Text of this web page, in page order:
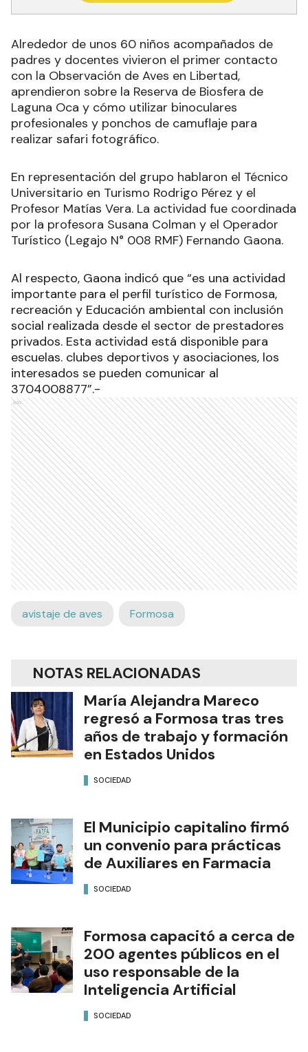
Alrededor de unos 60 niños acompañados de
padres y docentes vivieron el primer contacto
con la Observación de Aves en Libertad,
aprendieron sobre la Reserva de Biosfera de
Laguna Oca y cómo utilizar binoculares
profesionales y ponchos de camuflaje para
realizar safari fotográfico.
En representación del grupo hablaron el Técnico
Universitario en Turismo Rodrigo Pérez y el
Profesor Matías Vera. La actividad fue coordinada
por la profesora Susana Colman y el Operador
Turístico (Legajo N° 008 RMF) Fernando Gaona.
Al respecto, Gaona indicó que “es una actividad
importante para el perfil turístico de Formosa,
recreación y Educación ambiental con inclusión
social realizada desde el sector de prestadores
privados. Esta actividad está disponible para
escuelas. clubes deportivos y asociaciones, los
interesados se pueden comunicar al
3704008877”.-
Ads
avistaje de aves Formosa
NOTAS RELACIONADAS
María Alejandra Mareco
regresó a Formosa tras tres
años de trabajo y formación
en Estados Unidos
SOCIEDAD
El Municipio capitalino firmó
un convenio para prácticas
de Auxiliares en Farmacia
SOCIEDAD
Formosa capacitó a cerca de
200 agentes públicos en el
uso responsable de la
Inteligencia Artificial
SOCIEDAD